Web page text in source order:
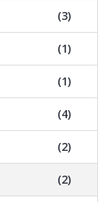
(3)
(1)
(1)
(4)
(2)
(2)